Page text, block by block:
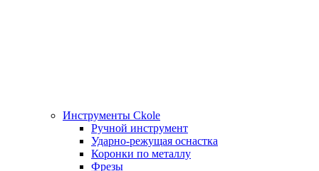
Инструменты Ckole
Ручной инструмент
Ударно‑режущая оснастка
Коронки по металлу
Фрезы